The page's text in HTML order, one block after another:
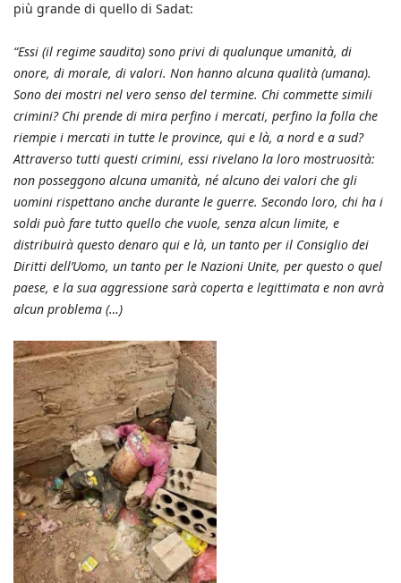
più grande di quello di Sadat:
“Essi (il regime saudita) sono privi di qualunque umanità, di
onore, di morale, di valori. Non hanno alcuna qualità (umana).
Sono dei mostri nel vero senso del termine. Chi commette simili
crimini? Chi prende di mira perfino i mercati, perfino la folla che
riempie i mercati in tutte le province, qui e là, a nord e a sud?
Attraverso tutti questi crimini, essi rivelano la loro mostruosità:
non posseggono alcuna umanità, né alcuno dei valori che gli
uomini rispettano anche durante le guerre. Secondo loro, chi ha i
soldi può fare tutto quello che vuole, senza alcun limite, e
distribuirà questo denaro qui e là, un tanto per il Consiglio dei
Diritti dell’Uomo, un tanto per le Nazioni Unite, per questo o quel
paese, e la sua aggressione sarà coperta e legittimata e non avrà
alcun problema (…)